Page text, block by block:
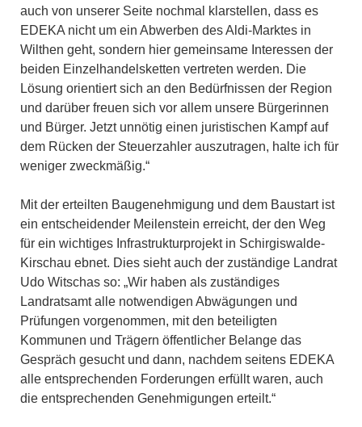
auch von unserer Seite nochmal klarstellen, dass es
EDEKA nicht um ein Abwerben des Aldi-Marktes in
Wilthen geht, sondern hier gemeinsame Interessen der
beiden Einzelhandelsketten vertreten werden. Die
Lösung orientiert sich an den Bedürfnissen der Region
und darüber freuen sich vor allem unsere Bürgerinnen
und Bürger. Jetzt unnötig einen juristischen Kampf auf
dem Rücken der Steuerzahler auszutragen, halte ich für
weniger zweckmäßig.“
Mit der erteilten Baugenehmigung und dem Baustart ist
ein entscheidender Meilenstein erreicht, der den Weg
für ein wichtiges Infrastrukturprojekt in Schirgiswalde-
Kirschau ebnet. Dies sieht auch der zuständige Landrat
Udo Witschas so: „Wir haben als zuständiges
Landratsamt alle notwendigen Abwägungen und
Prüfungen vorgenommen, mit den beteiligten
Kommunen und Trägern öffentlicher Belange das
Gespräch gesucht und dann, nachdem seitens EDEKA
alle entsprechenden Forderungen erfüllt waren, auch
die entsprechenden Genehmigungen erteilt.“